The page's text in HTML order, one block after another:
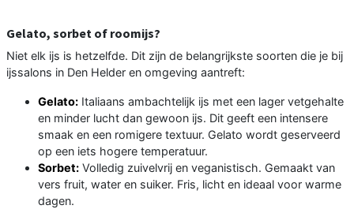
Gelato, sorbet of roomijs?
Niet elk ijs is hetzelfde. Dit zijn de belangrijkste soorten die je bij
ijssalons in Den Helder en omgeving aantreft:
Gelato: Italiaans ambachtelijk ijs met een lager vetgehalte
en minder lucht dan gewoon ijs. Dit geeft een intensere
smaak en een romigere textuur. Gelato wordt geserveerd
op een iets hogere temperatuur.
Sorbet: Volledig zuivelvrij en veganistisch. Gemaakt van
vers fruit, water en suiker. Fris, licht en ideaal voor warme
dagen.